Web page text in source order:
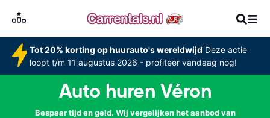
Tot 20% korting op huurauto's wereldwijd Deze actie
loopt t/m 11 augustus 2026 - profiteer vandaag nog!
Auto huren Véron
Bespaar tijd en geld. Wij vergelijken het aanbod van